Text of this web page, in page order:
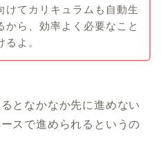
けてカリキュラムも自動生
から、効率よく必要なこと
るよ。
となかなか先に進めない
スで進められるというの